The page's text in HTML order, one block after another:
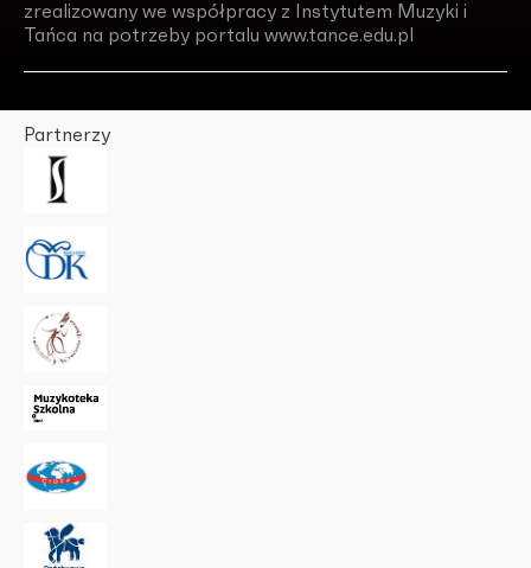
zrealizowany we współpracy z Instytutem Muzyki i
Tańca na potrzeby portalu www.tance.edu.pl
Partnerzy